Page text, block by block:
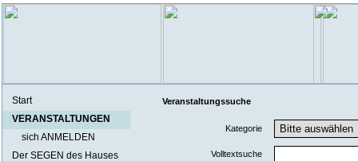
Start
VERANSTALTUNGEN
sich ANMELDEN
Der SEGEN des Hauses
Veranstaltungssuche
Kategorie
Volltextsuche